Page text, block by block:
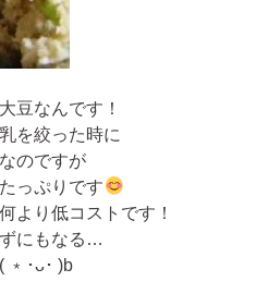
豆なんです！
を絞った時に
のですが
っぷりです
より低コストです！
にもなる…
﹡･ᴗ･ )b